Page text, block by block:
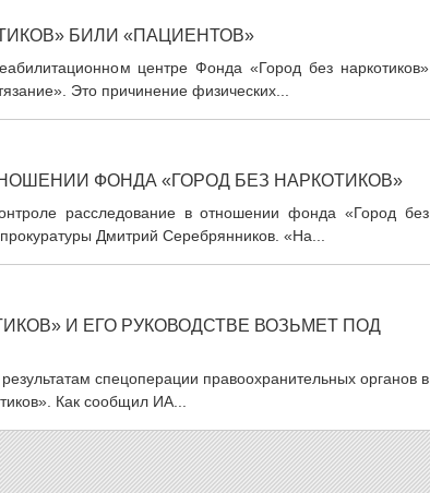
БИЛИ «ПАЦИЕНТОВ»
центре Фонда «Город без наркотиков»
Это причинение физических...
ФОНДА «ГОРОД БЕЗ НАРКОТИКОВ»
расследование в отношении фонда «Город без
Дмитрий Серебрянников. «На...
И ЕГО РУКОВОДСТВЕ ВОЗЬМЕТ ПОД
спецоперации правоохранительных органов в
Как сообщил ИА...